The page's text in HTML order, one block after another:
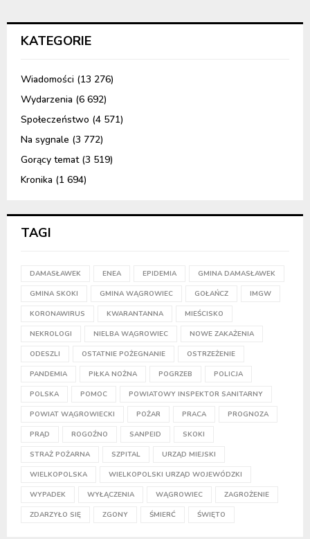
KATEGORIE
Wiadomości (13 276)
Wydarzenia (6 692)
Społeczeństwo (4 571)
Na sygnale (3 772)
Gorący temat(3 519)
Kronika (1 694)
TAGI
DAMASŁAWEK ENEA EPIDEMIA GMINA DAMASŁAWEK
GMINA SKOKI GMINA WĄGROWIEC GOŁAŃCZ IMGW
KORONAWIRUS KWARANTANNA MIEŚCISKO
NEKROLOGI NIELBA WĄGROWIEC NOWE ZAKAŻENIA
ODESZLI OSTATNIE POŻEGNANIE OSTRZEŻENIE
PANDEMIA PIŁKA NOŻNA POGRZEB POLICJA
POLSKA POMOC POWIATOWY INSPEKTOR SANITARNY
POWIAT WĄGROWIECKI POŻAR PRACA PROGNOZA
PRĄD ROGOŹNO SANPEID SKOKI
STRAŻ POŻARNA SZPITAL URZĄD MIEJSKI
WIELKOPOLSKA WIELKOPOLSKI URZĄD WOJEWÓDZKI
WYPADEK WYŁĄCZENIA WĄGROWIEC ZAGROŻENIE
ZDARZYŁO SIĘ ZGONY ŚMIERĆ ŚWIĘTO